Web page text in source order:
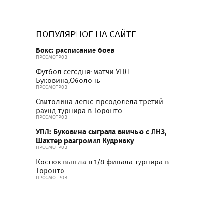
ПОПУЛЯРНОЕ НА САЙТЕ
Бокс: расписание боев
ПРОСМОТРОВ
Футбол сегодня: матчи УПЛ
Буковина,Оболонь
ПРОСМОТРОВ
Свитолина легко преодолела третий
раунд турнира в Торонто
ПРОСМОТРОВ
УПЛ: Буковина сыграла вничью с ЛНЗ,
Шахтер разгромил Кудривку
ПРОСМОТРОВ
Костюк вышла в 1/8 финала турнира в
Торонто
ПРОСМОТРОВ